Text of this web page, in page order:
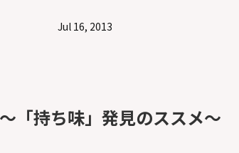
Jul 16, 2013
「持ち味」発見のススメ～